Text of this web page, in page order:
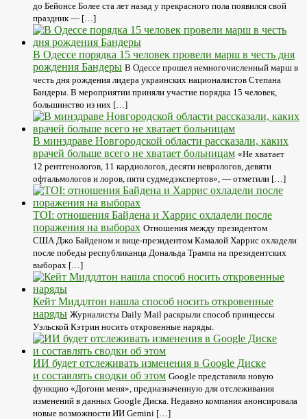
до Бейонсе Более ста лет назад у прекрасного пола появился свой
праздник — […]
В Одессе порядка 15 человек провели марш в честь дня
рождения Бандеры В Одессе прошел немногочисленный марш в
честь дня рождения лидера украинских националистов Степана
Бандеры. В мероприятии приняли участие порядка 15 человек,
большинство из них […]
В минздраве Новгородской области рассказали, каких
врачей больше всего не хватает больницам «Не хватает
12 рентгенологов, 11 кардиологов, десяти неврологов, девяти
офтальмологов и лоров, пяти судмедэкспертов», — отметили […]
TOI: отношения Байдена и Харрис охладели после
поражения на выборах Отношения между президентом
США Джо Байденом и вице-президентом Камалой Харрис охладели
после победы республиканца Дональда Трампа на президентских
выборах […]
Кейт Миддлтон нашла способ носить откровенные
наряды Журналисты Daily Mail раскрыли способ принцессы
Уэльской Кэтрин носить откровенные наряды.
ИИ будет отслеживать изменения в Google Диске
и составлять сводки об этом Google представила новую
функцию «Догони меня», предназначенную для отслеживания
изменений в данных Google Диска. Недавно компания анонсировала
новые возможности ИИ Gemini […]